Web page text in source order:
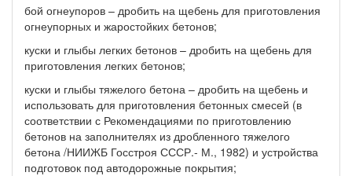
бой огнеупоров – дробить на щебень для приготовления
огнеупорных и жаростойких бетонов;
куски и глыбы легких бетонов – дробить на щебень для
приготовления легких бетонов;
куски и глыбы тяжелого бетона – дробить на щебень и
использовать для приготовления бетонных смесей (в
соответствии с Рекомендациями по приготовлению
бетонов на заполнителях из дробленного тяжелого
бетона /НИИЖБ Госстроя СССР.- М., 1982) и устройства
подготовок под автодорожные покрытия;